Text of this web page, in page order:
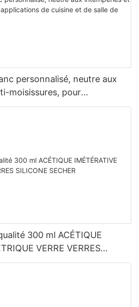
personnalisé, neutre aux
moisissures, pour
et de salle de bain
300 ml ACÉTIQUE
VERRE VERRES